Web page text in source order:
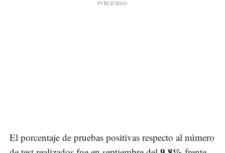
El porcentaje de pruebas positivas respecto al número